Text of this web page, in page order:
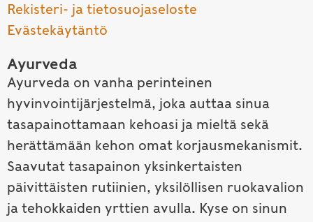
Rekisteri- ja tietosuojaseloste
Evästekäytäntö
Ayurveda
Ayurveda on vanha perinteinen
hyvinvointijärjestelmä, joka auttaa sinua
tasapainottamaan kehoasi ja mieltä sekä
herättämään kehon omat korjausmekanismit.
Saavutat tasapainon yksinkertaisten
päivittäisten rutiinien, yksilöllisen ruokavalion
ja tehokkaiden yrttien avulla. Kyse on sinun